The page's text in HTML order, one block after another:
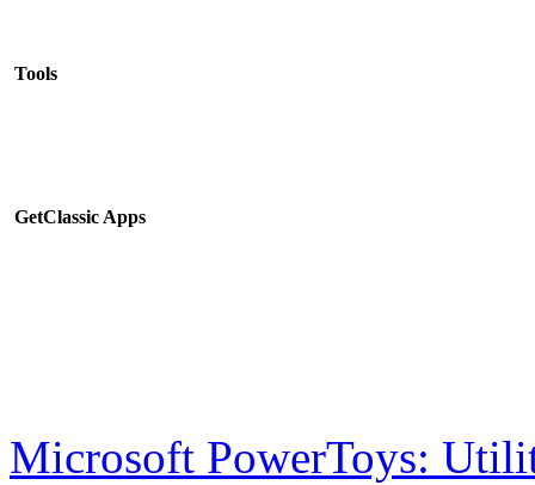
Tools
GetClassic Apps
Microsoft PowerToys: